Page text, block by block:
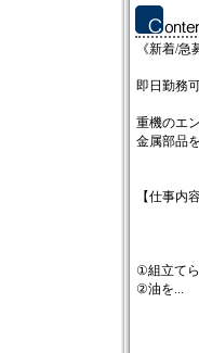
《新着/急
即日勤務
重機のエ
金属部品
【仕事内容
①組立て
②油を...